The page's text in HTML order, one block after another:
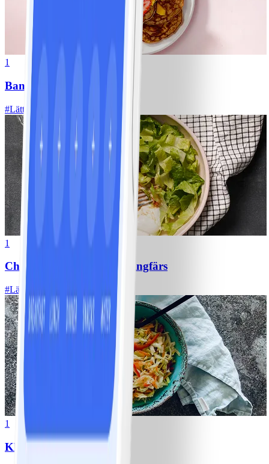
1
Bananpannkakor
#Lätt
1
Chili con carne med kycklingfärs
#Lätt
1
Klassisk vitkålssallad